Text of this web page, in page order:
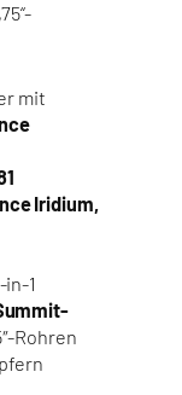
mit
Iridium,
in-1
Rohren